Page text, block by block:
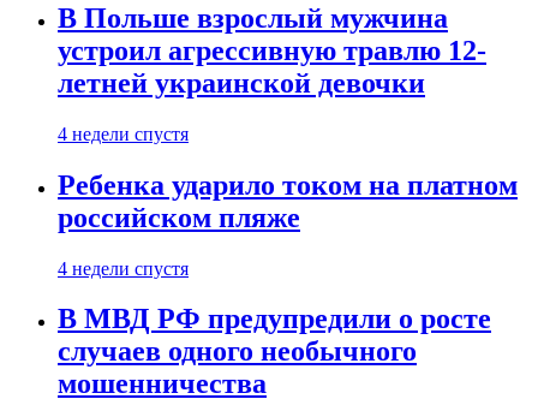
В Польше взрослый мужчина
устроил агрессивную травлю 12-
летней украинской девочки
4 недели спустя
Ребенка ударило током на платном
российском пляже
4 недели спустя
В МВД РФ предупредили о росте
случаев одного необычного
мошенничества